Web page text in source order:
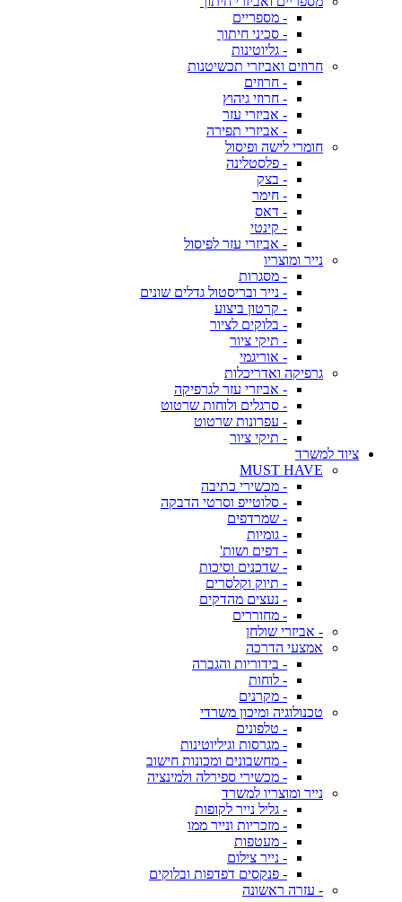
- מספריים
- סכיני חיתוך
- גליוטינות
חרוזים ואביזרי תכשיטנות
- חרוזים
- חרוזי גיהוץ
- אביזרי עזר
- אביזרי תפירה
חומרי לישה ופיסול
- פלסטלינה
- בצק
- חימר
- דאס
- קינטי
- אביזרי עזר לפיסול
נייר ומוצריו
- מסגרות
- נייר ובריסטול גדלים שונים
- קרטון ביצוע
- בלוקים לציור
- תיקי ציור
- אוריגמי
גרפיקה ואדריכלות
- אביזרי עזר לגרפיקה
- סרגלים ולוחות שרטוט
- עפרונות שרטוט
- תיקי ציור
ציוד למשרד
MUST HAVE
- מכשירי כתיבה
- סלוטייפ וסרטי הדבקה
- שמרדפים
- גומיות
- דפים ושות'
- שדכנים וסיכות
- תיוק וקלסרים
- נעצים מהדקים
- מחוררים
- אביזרי שולחן
אמצעי הדרכה
- בידוריות והגברה
- לוחות
- מקרנים
טכנולוגיה ומיכון משרדי
- טלפונים
- מגרסות וגיליוטינות
- מחשבונים ומכונות חישוב
- מכשירי ספירלה ולמינציה
נייר ומוצריו למשרד
- גליל נייר לקופות
- מזכריות ונייר ממו
- מעטפות
- נייר צילום
- פנקסים דפדפות ובלוקים
- עזרה ראשונה